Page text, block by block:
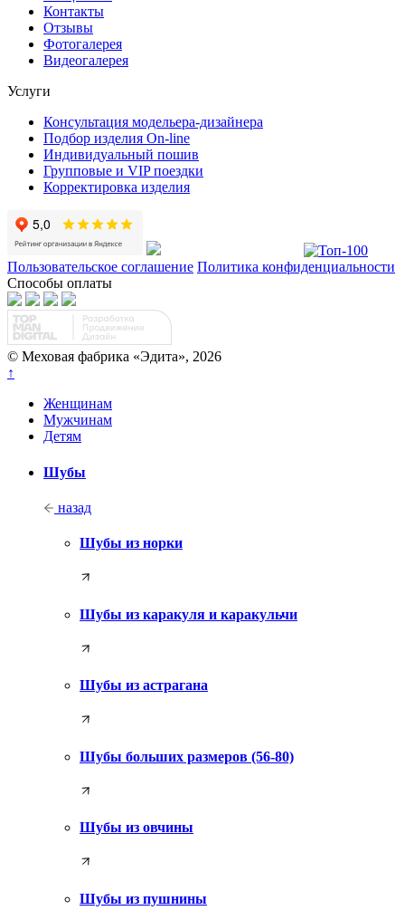
Контакты
Отзывы
Фотогалерея
Видеогалерея
Услуги
Консультация модельера-дизайнера
Подбор изделия On-line
Индивидуальный пошив
Групповые и VIP поездки
Корректировка изделия
Пользовательское соглашение Политика конфиденциальности
Способы оплаты
© Меховая фабрика «Эдита», 2026
↑
Женщинам
Мужчинам
Детям
Шубы
назад
Шубы из норки
Шубы из каракуля и каракульчи
Шубы из астрагана
Шубы больших размеров (56-80)
Шубы из овчины
Шубы из пушнины